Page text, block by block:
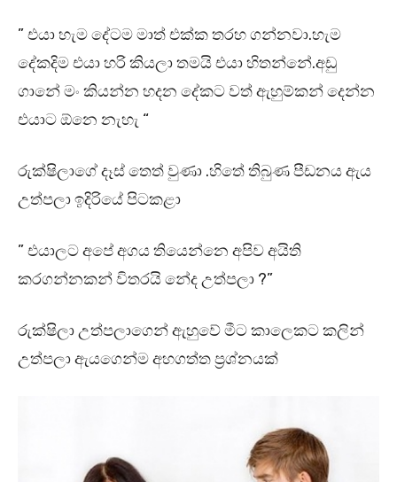
” එයා හැම දේටම මාත් එක්ක තරහ ගන්නවා.හැම
දේකදිම එයා හරි කියලා තමයි එයා හිතන්නේ.අඩු
ගානේ මං කියන්න හදන දේකට වත් ඇහුම්කන් දෙන්න
එයාට ඕනෙ නැහැ “
රුක්ෂිලාගේ දෑස් තෙත් වුණා .හිතේ තිබුණ පීඩනය ඇය
උත්පලා ඉදිරියේ පිටකළා
” එයාලට අපේ අගය තියෙන්නෙ අපිව අයිති
කරගන්නකන් විතරයි නේද උත්පලා ?”
රුක්ෂිලා උත්පලාගෙන් ඇහුවේ මීට කාලෙකට කලින්
උත්පලා ඇයගෙන්ම අහගත්ත ප්‍රශ්නයක්